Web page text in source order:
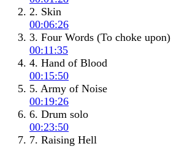
2. Skin
00:06:26
3. Four Words (To choke upon)
00:11:35
4. Hand of Blood
00:15:50
5. Army of Noise
00:19:26
6. Drum solo
00:23:50
7. Raising Hell